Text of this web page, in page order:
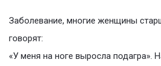
Заболевание, многие женщины
говорят:
«У меня на ноге выросла подагра».